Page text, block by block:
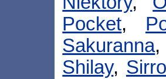
Pocket,
Sakuranna,
Shilay,